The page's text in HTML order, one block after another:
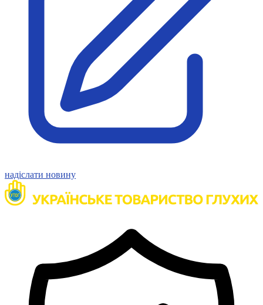
Безбар'єрність для глухих
Вінницька область
Волинська область
Дніпропетровська область
Донецька область
Житомирська область
Закарпатська область
Запорізька область
Івано-Франківська область
Одеська область
Рівненська область
Сумська область
Тернопільська область
Харківська область
надіслати новину